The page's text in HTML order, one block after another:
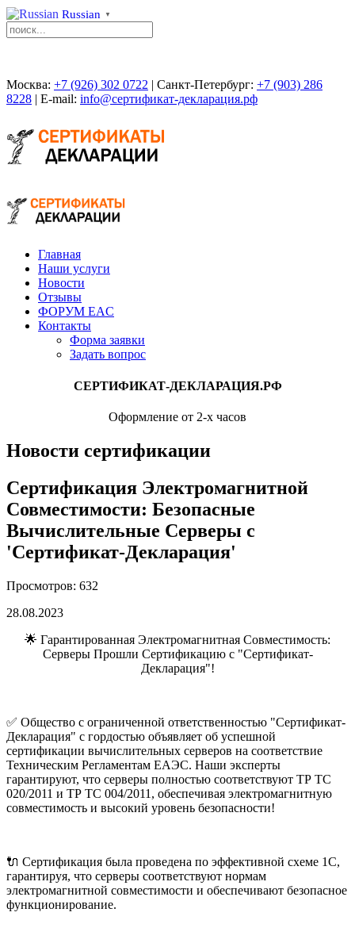
Russian ▼
Москва: +7 (926) 302 0722 | Санкт-Петербург: +7 (903) 286
8228 | E-mail: info@сертификат-декларация.рф
Главная
Наши услуги
Новости
Отзывы
ФОРУМ EAC
Контакты
Форма заявки
Задать вопрос
СЕРТИФИКАТ-ДЕКЛАРАЦИЯ.РФ
Оформление от 2-х часов
Новости сертификации
Сертификация Электромагнитной
Совместимости: Безопасные
Вычислительные Серверы с
'Сертификат-Декларация'
Просмотров: 632
28.08.2023
🌟 Гарантированная Электромагнитная Совместимость:
Серверы Прошли Сертификацию с "Сертификат-
Декларация"!
✅ Общество с ограниченной ответственностью "Сертификат-
Декларация" с гордостью объявляет об успешной
сертификации вычислительных серверов на соответствие
Техническим Регламентам ЕАЭС. Наши эксперты
гарантируют, что серверы полностью соответствуют ТР ТС
020/2011 и ТР ТС 004/2011, обеспечивая электромагнитную
совместимость и высокий уровень безопасности!
🔌 Сертификация была проведена по эффективной схеме 1С,
гарантируя, что серверы соответствуют нормам
электромагнитной совместимости и обеспечивают безопасное
функционирование.